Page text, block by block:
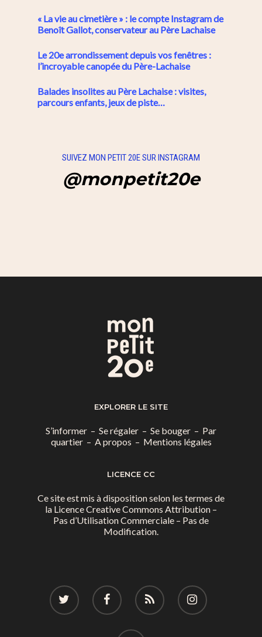
« La vie au cimetière » : le compte Instagram de
Benoît Gallot, conservateur au Père Lachaise
Le 20e arrondissement depuis vos fenêtres :
l’incroyable canopée du Père-Lachaise
Balades insolites au Père Lachaise : visites,
parcours enfants, jeux de piste…
SUIVEZ MON PETIT 20E SUR INSTAGRAM
@monpetit20e
EXPLORER LE SITE
S’informer – Se régaler – Se bouger – Par
quartier– A propos – Mentions légales
LICENCE CC
Ce site est mis à disposition selon les termes de
la Licence Creative Commons Attribution –
Pas d’Utilisation Commerciale – Pas de
Modification.